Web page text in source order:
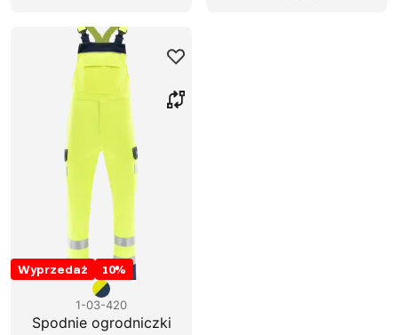
Wyprzedaż 10%
1-03-420
Spodnie ogrodniczki